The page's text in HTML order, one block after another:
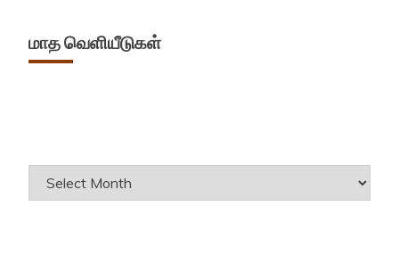
மாத வெளியீடுகள்
Archives